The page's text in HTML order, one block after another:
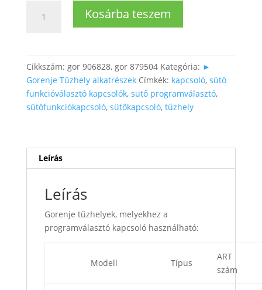
programválasztóKosárba teszem
Cikkszám: gor 906828, gor 879504 Kategória: ►
Gorenje Tűzhely alkatrészek Címkék: kapcsoló, sütő
funkcióválasztó kapcsolók, sütő programválasztó,
sütőfunkciókapcsoló, sütőkapcsoló, tűzhely
Leírás
Leírás
Gorenje tűzhelyek, melyekhez a
programválasztó kapcsoló használható:
Modell Típus
ART
szám